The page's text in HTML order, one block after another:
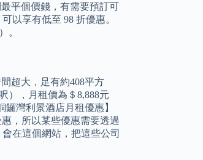
平個價錢，有需要預訂可
以享有低至 98 折優惠。
。
超大，足有約408平方
），月租價為＄8,888元
灣利景酒店月租優惠】
，所以某些優惠需要透過
在這個網站，把這些公司